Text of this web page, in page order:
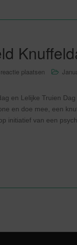
plaatsen
en Lelijke Truien
en doe mee, een
initiatief van een